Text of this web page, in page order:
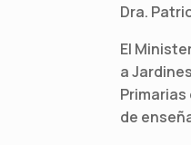
Dra.
El
a
de